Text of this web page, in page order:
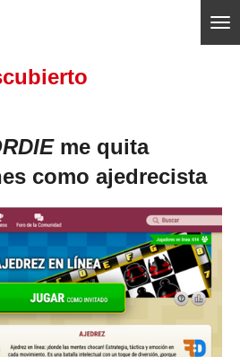
me quita
como ajedrecista